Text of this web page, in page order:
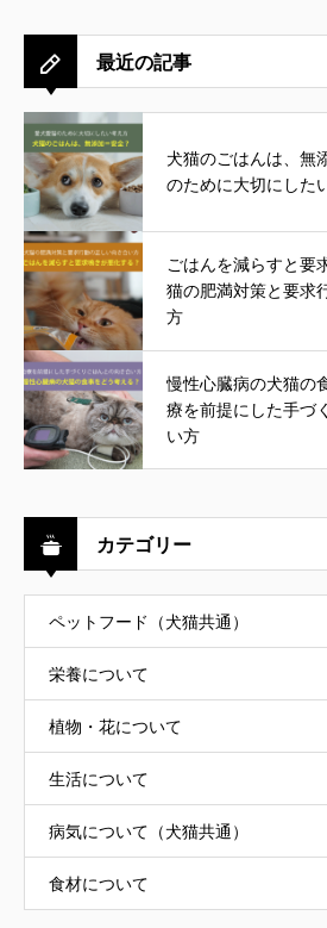
最近の記事
犬猫のごはんは、無
のために大切にした
ごはんを減らすと要
猫の肥満対策と要求
方
慢性心臓病の犬猫の
療を前提にした手づ
い方
カテゴリー
ペットフード（犬猫共通）
栄養について
植物・花について
生活について
病気について（犬猫共通）
食材について